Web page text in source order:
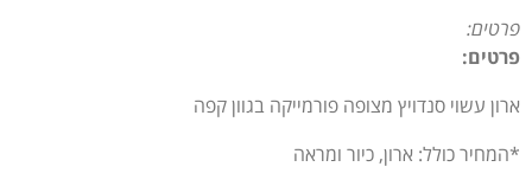
פרטים:
פרטים:
ארון עשוי סנדויץ מצופה פורמייקה בגוון קפה
*המחיר כולל: ארון, כיור ומראה